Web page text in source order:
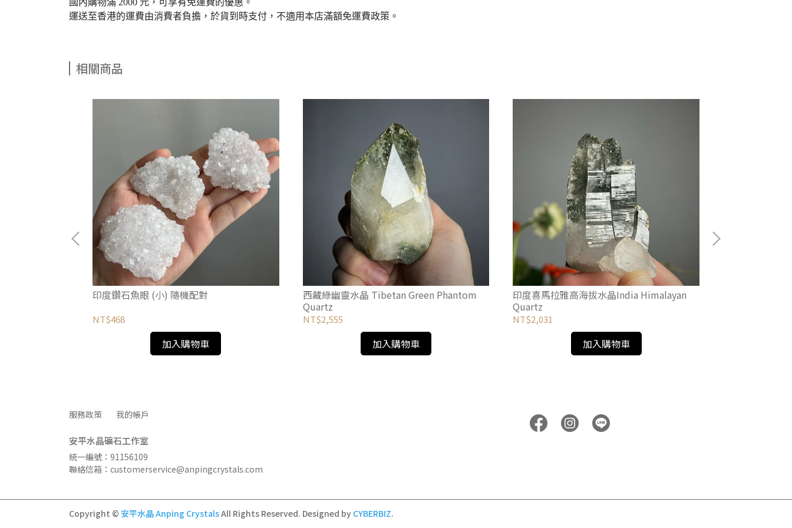
國內購物滿 2000 元，可享有免運費的優惠。
運送至香港的運費由消費者負擔，於貨到時支付，不適用本店滿額免運費政策。
相關商品
印度鑽石魚眼 (小) 隨機配對
NT$468
加入購物車
西藏綠幽靈水晶 Tibetan Green Phantom
Quartz
NT$2,555
加入購物車
印度喜馬拉雅高海拔水晶India Himalayan
Quartz
NT$2,031
加入購物車
服務政策 我的帳戶
安平水晶礦石工作室
統一編號：91156109
聯絡信箱：customerservice@anpingcrystals.com
Copyright © 安平水晶 Anping CrystalsAll Rights Reserved. Designed by CYBERBIZ.